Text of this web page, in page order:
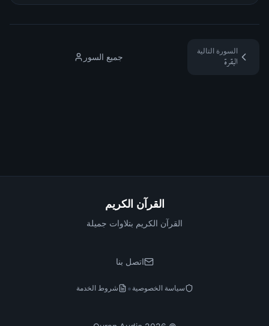
جميع السور
السورة التالية
البقرة
القرآن الكريم
القرآن الكريم بتلاوات جميلة
اتصل بنا
سياسة الخصوصية • شروط الخدمة